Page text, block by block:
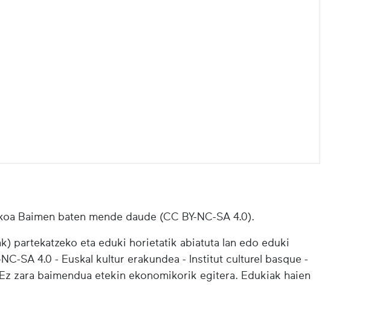
Baimen baten mende daude (CC BY-NC-SA 4.0).
partekatzeko eta eduki horietatik abiatuta lan edo eduki
SA 4.0 - Euskal kultur erakundea - Institut culturel basque -
zara baimendua etekin ekonomikorik egitera. Edukiak haien